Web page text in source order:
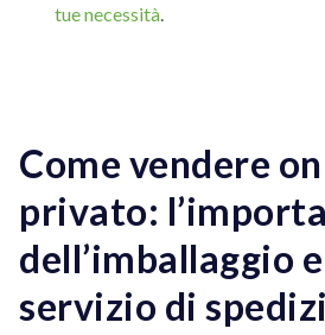
tue necessità
Come vendere
privato:
dell’imballaggio
servizio di